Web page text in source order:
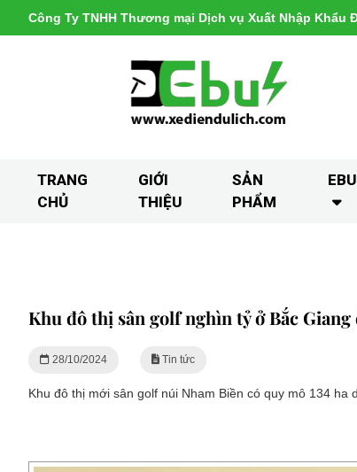
Công Ty TNHH Thương mại Dịch vụ Xuất Nhập Khẩu
TRANG
CHỦ
GIỚI
THIỆU
SẢN
PHẨM
Khu đô thị sân golf nghìn tỷ ở Bắc
28/10/2024 Tin tức
Khu đô thị mới sân golf núi Nham Biền có quy mô 134